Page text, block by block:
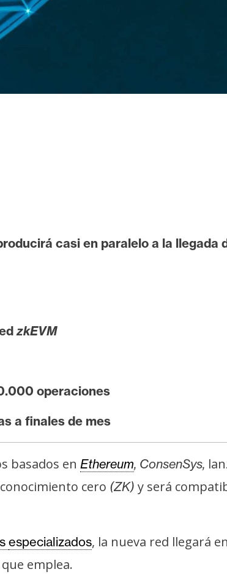
casi en paralelo a la llegada
zkEVM
operaciones
a finales de mes
basados en Ethereum, ConsenSys,
cero (ZK) y será
especializados, la nueva red llegará
emplea.